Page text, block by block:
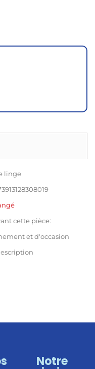
linge
cette pièce:
et d'occasion
Notre